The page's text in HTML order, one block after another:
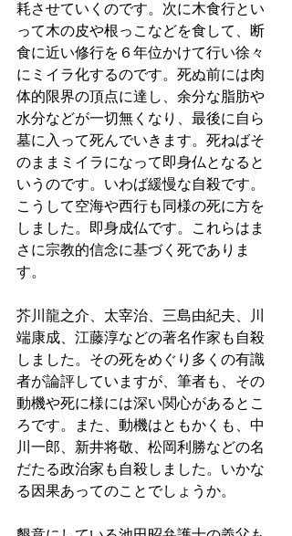
耗させていくのです。次に木食行とい
って木の皮や根っこなどを食して、断
食に近い修行を６年位かけて行い徐々
にミイラ化するのです。死ぬ前には肉
体的限界の頂点に達し、余分な脂肪や
水分などが一切無くなり、最後に自ら
墓に入って死んでいきます。死ねばそ
のままミイラになって即身仏となると
いうのです。いわば緩慢な自殺です。
こうして空海や西行も同様の死に方を
しました。即身成仏です。これらはま
さに宗教的信念に基づく死でありま
す。
芥川龍之介、太宰治、三島由紀夫、川
端康成、江藤淳などの著名作家も自殺
しました。その死をめぐり多くの有識
者が論評していますが、筆者も、その
動機や死に様には深い関心があるとこ
ろです。また、動機はともかくも、中
川一郎、新井将敬、松岡利勝などの名
だたる政治家も自殺しました。いかな
る因果あってのことでしょうか。